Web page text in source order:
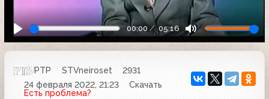
00:00 05:16
РТР STVneiroset
2931
24 февраля 2022, 21:23
Скачать
Есть проблема?